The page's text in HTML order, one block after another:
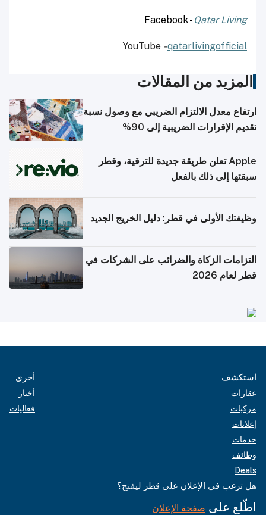
Facebook - Qatar Living
YouTube -qatarlivingofficial
المزيد من المقالات
ارتفاع معدل الالتزام الضريبي مع وصول نسبة
تقديم الإقرارات الضريبية إلى 90%
Apple تعلن طريقة جديدة للترقية، وقطر
سبقتها إلى ذلك بالفعل
وظيفتك الأولى في قطر: دليل الخريج الجديد
التزامات الزكاة والضرائب على الشركات في
قطر لعام 2026
استكشف
عقارات
مركبات
إعلانات
خدمات
وظائف
Deals
أخرى
أخبار
فعاليات
هل ترغب في الإعلان على قطر ليفنج؟
اطّلع على صفحة الإعلان